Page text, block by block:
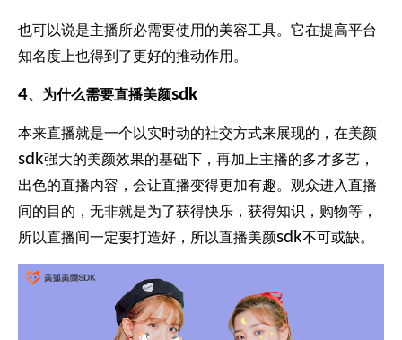
也可以说是主播所必需要使用的美容工具。它在提高平台
知名度上也得到了更好的推动作用。
4、为什么需要直播美颜sdk
本来直播就是一个以实时动的社交方式来展现的，在美颜
sdk强大的美颜效果的基础下，再加上主播的多才多艺，
出色的直播内容，会让直播变得更加有趣。观众进入直播
间的目的，无非就是为了获得快乐，获得知识，购物等，
所以直播间一定要打造好，所以直播美颜sdk不可或缺。